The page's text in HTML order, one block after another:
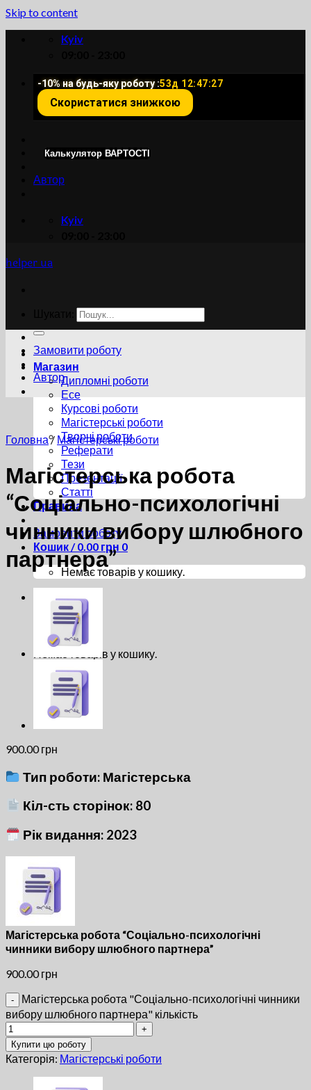
Skip to content
Kyiv
-10% на будь-яку роботу :53д 12:47:26
Скористатися знижкою
Калькулятор ВАРТОСТІ
Автор
Kyiv
helper ua
Магазин
Дипломні роботи
Есе
Курсові роботи
Магістерські роботи
Творчі роботи
Реферати
Тези
Презентації
Статті
Правила
Замовити роботу
Кошик /0.00 грн 0
Немає товарів у кошику.
Кошик
Немає товарів у кошику.
Замовити роботу
Автор
Головна / Магістерські роботи
Магістерська робота
“Соціально-психологічні
чинники вибору шлюбного
партнера”
900.00грн
Тип роботи: Магістерська
Кіл-сть сторінок: 80
Рік видання: 2023
Магістерська робота “Соціально-психологічні
чинники вибору шлюбного партнера”
900.00грн
Магістерська робота "Соціально-психологічні чинники
вибору шлюбного партнера" кількість
Купити цю роботу
Категорія: Магістерські роботи